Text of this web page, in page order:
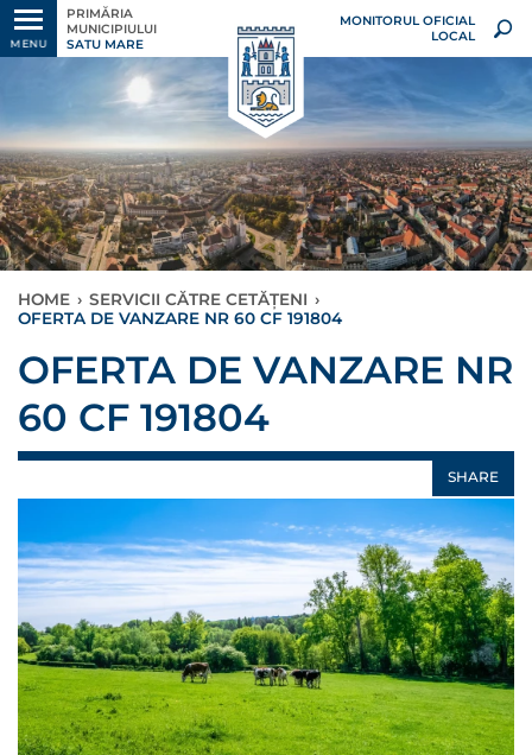
MENU
PRIMĂRIA
MUNICIPIULUI
SATU MARE
MONITORUL OFICIAL
LOCAL
HOME › SERVICII CĂTRE CETĂȚENI ›
OFERTA DE VANZARE NR 60 CF 191804
OFERTA DE VANZARE NR
60 CF 191804
SHARE